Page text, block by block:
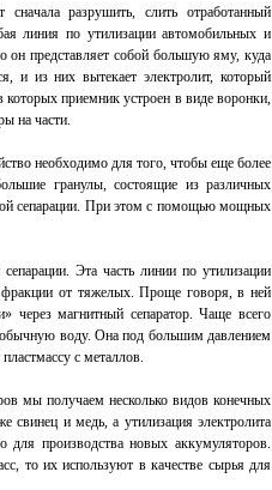
разрушить, слить отработанный
линия по утилизации автомобильных и
он представляет собой большую яму, куда
и из них вытекает электролит, который
приемник устроен в виде воронки,
на части.
необходимо для того, чтобы еще более
гранулы, состоящие из различных
сепарации. При этом с помощью мощных
Эта часть линии по утилизации
фракции от тяжелых. Проще говоря, в ней
через магнитный сепаратор. Чаще всего
воду. Она под большим давлением
с металлов.
мы получаем несколько видов конечных
свинец и медь, а утилизация электролита
для производства новых аккумуляторов.
то их используют в качестве сырья для